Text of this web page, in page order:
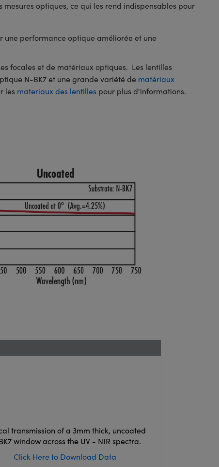
optiques, ce qui les rend indispensables pour
une performance optique améliorée et une
focales et de matériaux optiques. Les lentilles
N-BK7 et une grande variété de matériaux
les materiaux des lentilles pour plus d'informations.
transmission of a 3mm thick, uncoated
window across the UV - NIR spectra.
Click Here to Download Data